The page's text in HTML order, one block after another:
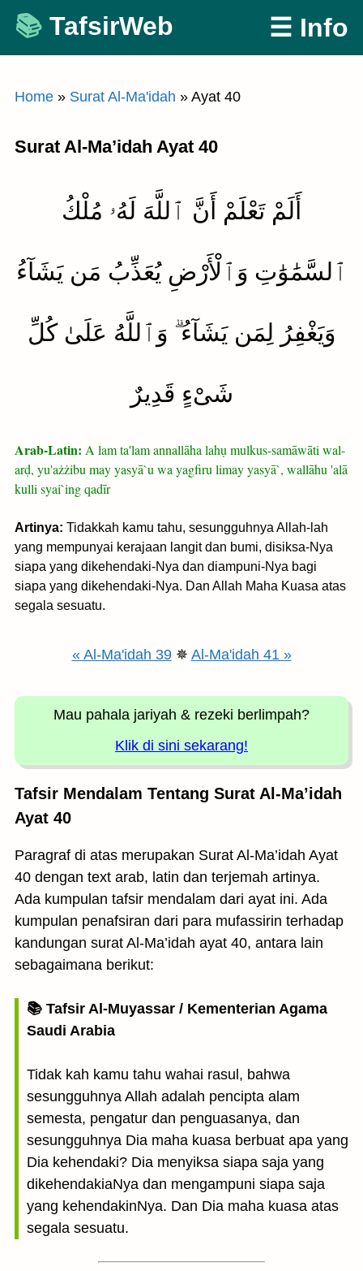
Skip
content
TafsirWeb ☰ Info
Home » Surat Al-Ma'idah » Ayat 40
Surat Al-Ma’idah Ayat 40
أَلَمْ تَعْلَمْ أَنَّ ٱللَّهَ لَهُۥ مُلْكُ
ٱلسَّمَٰوَٰتِ وَٱلْأَرْضِ يُعَذِّبُ مَن يَشَآءُ
وَيَغْفِرُ لِمَن يَشَآءُ ۗ وَٱللَّهُ عَلَىٰ كُلِّ
شَىْءٍ قَدِيرٌ
Arab-Latin: A lam ta'lam annallāha lahụ mulkus-samāwāti wal-
arḍ, yu'ażżibu may yasyā`u wa yagfiru limay yasyā`, wallāhu 'alā
kulli syai`ing qadīr
Artinya: Tidakkah kamu tahu, sesungguhnya Allah-lah
yang mempunyai kerajaan langit dan bumi, disiksa-Nya
siapa yang dikehendaki-Nya dan diampuni-Nya bagi
siapa yang dikehendaki-Nya. Dan Allah Maha Kuasa atas
segala sesuatu.
« Al-Ma'idah 39✵ Al-Ma'idah 41 »
Mau pahala jariyah & rezeki berlimpah?
Klik di sini sekarang!
Tafsir Mendalam Tentang Surat Al-Ma’idah
Ayat 40
Paragraf di atas merupakan Surat Al-Ma’idah Ayat
40 dengan text arab, latin dan terjemah artinya.
Ada kumpulan tafsir mendalam dari ayat ini. Ada
kumpulan penafsiran dari para mufassirin terhadap
kandungan surat Al-Ma’idah ayat 40, antara lain
sebagaimana berikut:
📚 Tafsir Al-Muyassar / Kementerian Agama
Saudi Arabia
Tidak kah kamu tahu wahai rasul, bahwa
sesungguhnya Allah adalah pencipta alam
semesta, pengatur dan penguasanya, dan
sesungguhnya Dia maha kuasa berbuat apa yang
Dia kehendaki? Dia menyiksa siapa saja yang
dikehendakiaNya dan mengampuni siapa saja
yang kehendakinNya. Dan Dia maha kuasa atas
segala sesuatu.